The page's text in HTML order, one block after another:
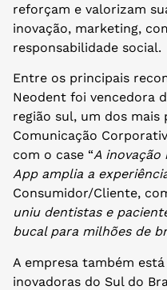
reforçam e valorizam
inovação, marketing,
responsabilidade social.
Entre os principais
Neodent foi vencedora
região sul, um dos mais
Comunicação
com o case “A
App amplia a
Consumidor/Cliente,
uniu dentistas e
bucal para milhões de
A empresa também
inovadoras do Sul do